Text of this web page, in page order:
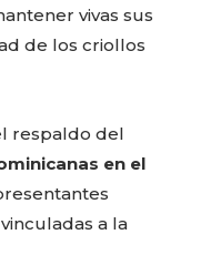
vivas sus
de los criollos
respaldo del
en el
a la